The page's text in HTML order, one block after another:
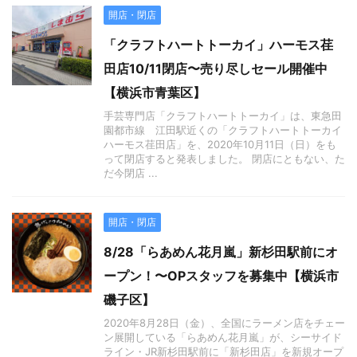
開店・閉店
「クラフトハートトーカイ」ハーモス荏
田店10/11閉店〜売り尽しセール開催中
【横浜市青葉区】
手芸専門店「クラフトハートトーカイ」は、東急田
園都市線 江田駅近くの「クラフトハートトーカイ
ハーモス荏田店」を、2020年10月11日（日）をも
って閉店すると発表しました。 閉店にともない、た
だ今閉店 ...
開店・閉店
8/28「らあめん花月嵐」新杉田駅前にオ
ープン！〜OPスタッフを募集中【横浜市
磯子区】
2020年8月28日（金）、全国にラーメン店をチェー
ン展開している「らあめん花月嵐」が、シーサイド
ライン・JR新杉田駅前に「新杉田店」を新規オープ